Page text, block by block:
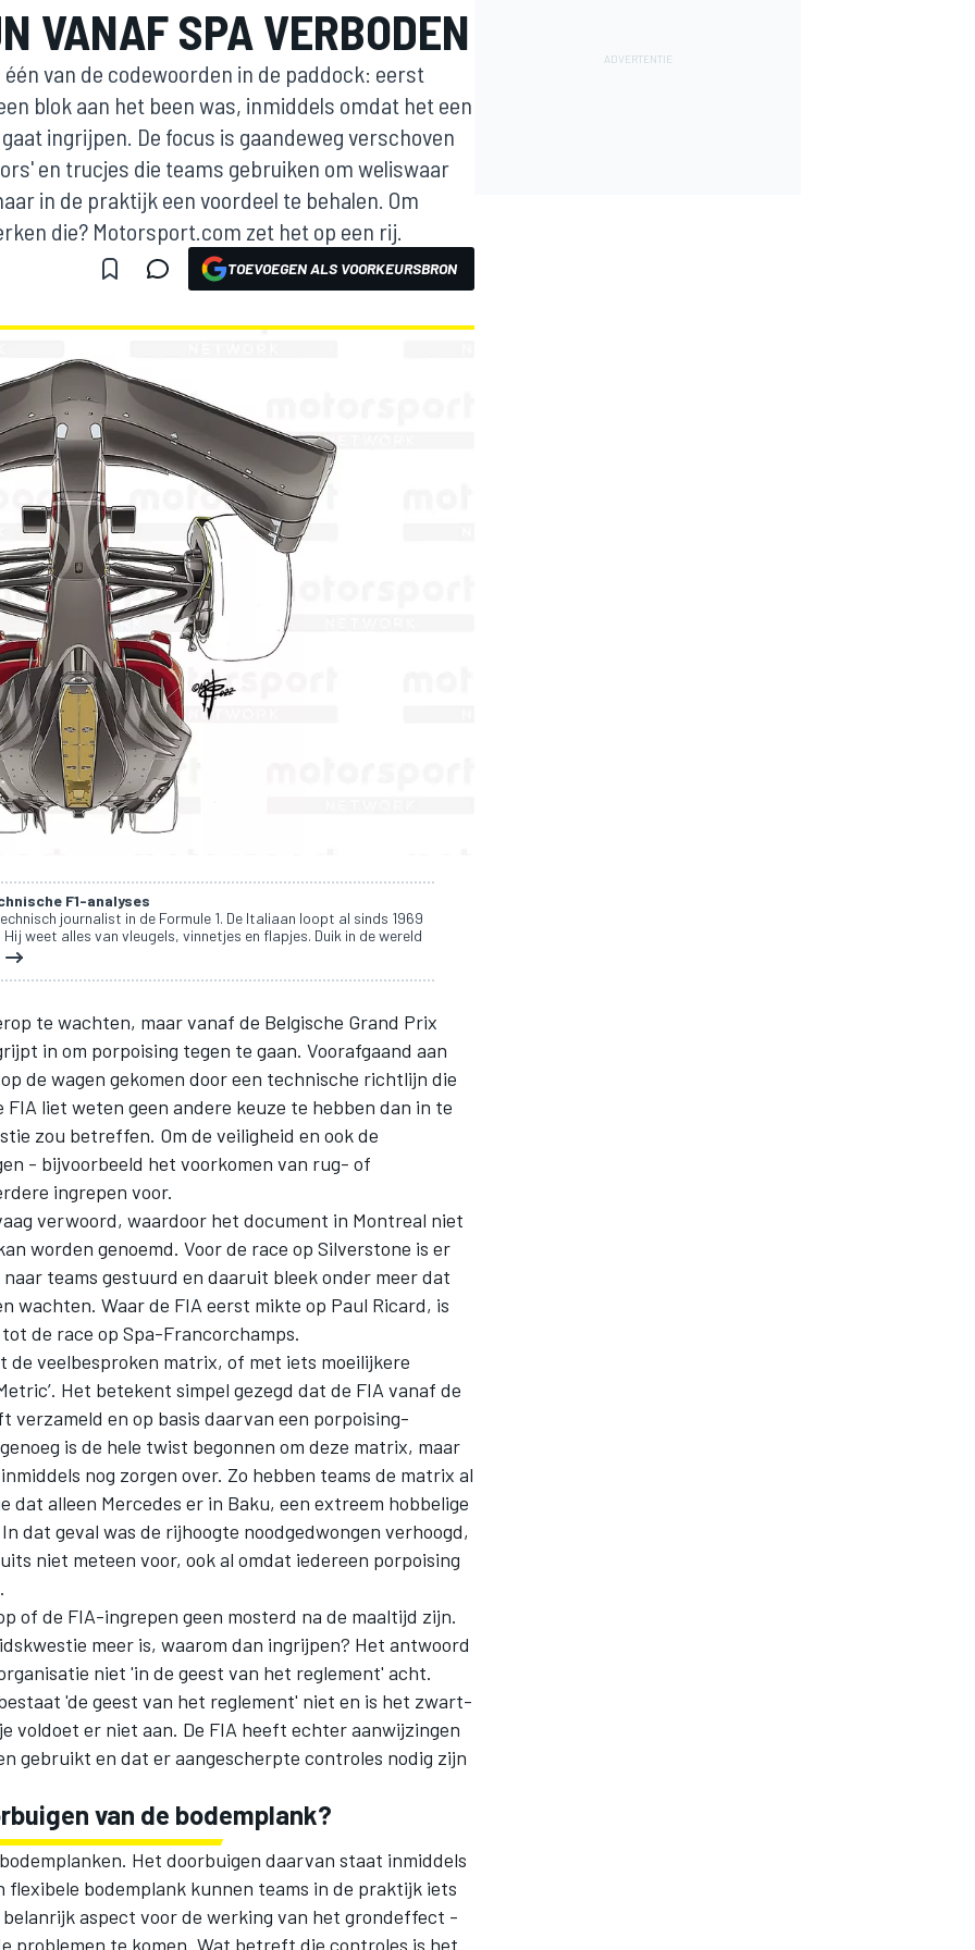
VANAF SPA VERBODEN
van de codewoorden in de paddock: eerst
blok aan het been was, inmiddels omdat het een
ingrijpen. De focus is gaandeweg verschoven
en trucjes die teams gebruiken om weliswaar
in de praktijk een voordeel te behalen. Om
die? Motorsport.com zet het op een rij.
TOEVOEGEN ALS VOORKEURSBRON
F1-analyses
journalist in de Formule 1. De Italiaan loopt al sinds 1969
weet alles van vleugels, vinnetjes en flapjes. Duik in de wereld
te wachten, maar vanaf de Belgische Grand Prix
in om porpoising tegen te gaan. Voorafgaand aan
de wagen gekomen door een technische richtlijn die
liet weten geen andere keuze te hebben dan in te
zou betreffen. Om de veiligheid en ook de
- bijvoorbeeld het voorkomen van rug- of
ingrepen voor.
verwoord, waardoor het document in Montreal niet
worden genoemd. Voor de race op Silverstone is er
teams gestuurd en daaruit bleek onder meer dat
wachten. Waar de FIA eerst mikte op Paul Ricard, is
de race op Spa-Francorchamps.
veelbesproken matrix, of met iets moeilijkere
Het betekent simpel gezegd dat de FIA vanaf de
verzameld en op basis daarvan een porpoising-
is de hele twist begonnen om deze matrix, maar
nog zorgen over. Zo hebben teams de matrix al
dat alleen Mercedes er in Baku, een extreem hobbelige
dat geval was de rijhoogte noodgedwongen verhoogd,
niet meteen voor, ook al omdat iedereen porpoising
of de FIA-ingrepen geen mosterd na de maaltijd zijn.
meer is, waarom dan ingrijpen? Het antwoord
niet 'in de geest van het reglement' acht.
'de geest van het reglement' niet en is het zwart-
voldoet er niet aan. De FIA heeft echter aanwijzingen
gebruikt en dat er aangescherpte controles nodig zijn
van de bodemplank?
Het doorbuigen daarvan staat inmiddels
flexibele bodemplank kunnen teams in de praktijk iets
aspect voor de werking van het grondeffect -
problemen te komen. Wat betreft die controles is het